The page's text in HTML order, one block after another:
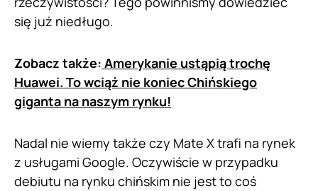
się już niedługo.
Zobacz także: Amerykanie ustąpią trochę
Huawei. To wciąż nie koniec Chińskiego
giganta na naszym rynku!
Nadal nie wiemy także czy Mate X trafi na rynek
z usługami Google. Oczywiście w przypadku
debiutu na rynku chińskim nie jest to coś